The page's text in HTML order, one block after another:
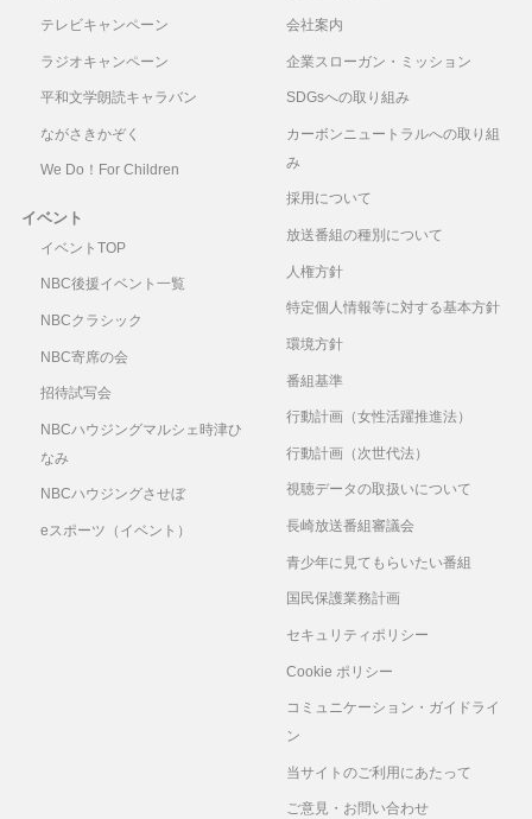
テレビキャンペーン
ラジオキャンペーン
平和文学朗読キャラバン
ながさきかぞく
We Do！For Children
イベント
イベントTOP
NBC後援イベント一覧
NBCクラシック
NBC寄席の会
招待試写会
NBCハウジングマルシェ時津ひ
なみ
NBCハウジングさせぼ
eスポーツ（イベント）
会社案内
企業スローガン・ミッション
SDGsへの取り組み
カーボンニュートラルへの取り組
み
採用について
放送番組の種別について
人権方針
特定個人情報等に対する基本方針
環境方針
番組基準
行動計画（女性活躍推進法）
行動計画（次世代法）
視聴データの取扱いについて
長崎放送番組審議会
青少年に見てもらいたい番組
国民保護業務計画
セキュリティポリシー
Cookie ポリシー
コミュニケーション・ガイドライ
ン
当サイトのご利用にあたって
ご意見・お問い合わせ